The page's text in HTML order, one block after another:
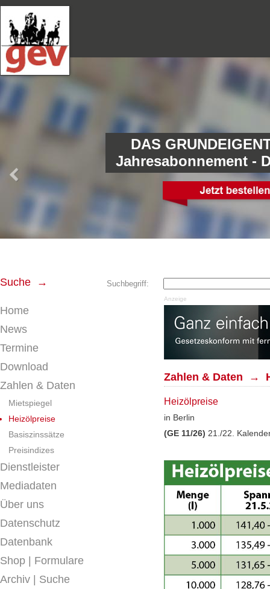
Suche → Suchbegriff:
Home
News
Termine
Download
Zahlen & Daten
Mietspiegel
Heizölpreise
Basiszinssätze
Preisindizes
Dienstleister
Mediadaten
Über uns
Datenschutz
Datenbank
Shop | Formulare
Archiv | Suche
Anzeige
Zahlen & Daten →
Heizölpreise
in Berlin
(GE 11/26) 21./22.
DAS
Jahresabonnement -